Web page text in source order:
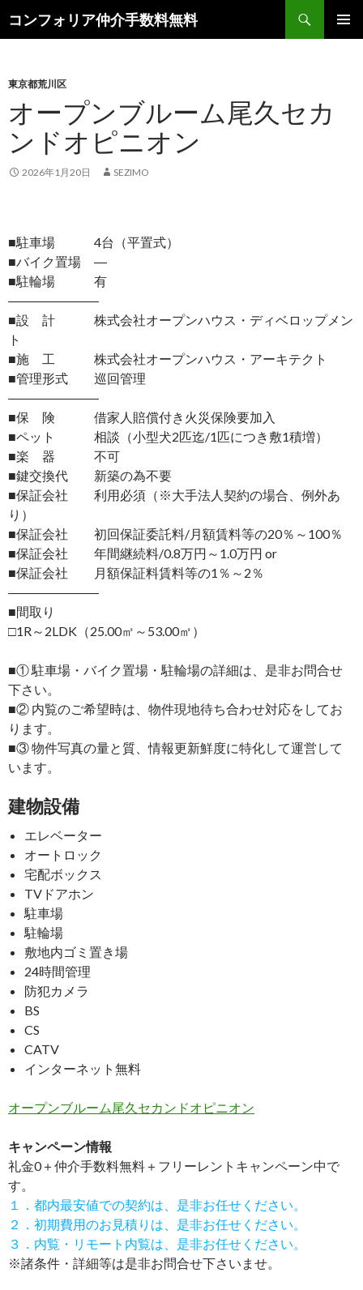
コンフォリア仲介手数料無料
索
ン
へ
ス
キ
ッ
東京都荒川区
オープンブルーム尾久セカ
ンドオピニオン
2026年1月20日 SEZIMO
■駐車場 4台（平置式）
■バイク置場 ―
■駐輪場 有
―――――――
■設 計 株式会社オープンハウス・ディベロップメン
ト
■施 工 株式会社オープンハウス・アーキテクト
■管理形式 巡回管理
―――――――
■保 険 借家人賠償付き火災保険要加入
■ペット 相談（小型犬2匹迄/1匹につき敷1積増）
■楽 器 不可
■鍵交換代 新築の為不要
■保証会社 利用必須（※大手法人契約の場合、例外あ
り）
■保証会社 初回保証委託料/月額賃料等の20％～100％
■保証会社 年間継続料/0.8万円～1.0万円 or
■保証会社 月額保証料賃料等の1％～2％
―――――――
■間取り
□1R～2LDK（25.00㎡～53.00㎡）
■① 駐車場・バイク置場・駐輪場の詳細は、是非お問合せ
下さい。
■② 内覧のご希望時は、物件現地待ち合わせ対応をしてお
ります。
■③ 物件写真の量と質、情報更新鮮度に特化して運営して
います。
建物設備
エレベーター
オートロック
宅配ボックス
TVドアホン
駐車場
駐輪場
敷地内ゴミ置き場
24時間管理
防犯カメラ
BS
CS
CATV
インターネット無料
オープンブルーム尾久セカンドオピニオン
キャンペーン情報
礼金0＋仲介手数料無料 ＋ フリーレント キャンペーン中で
す。
１．都内最安値での契約は、是非お任せください。
２．初期費用のお見積りは、是非お任せください。
３．内覧・リモート内覧は、是非お任せください。
※諸条件・詳細等は是非お問合せ下さいませ。